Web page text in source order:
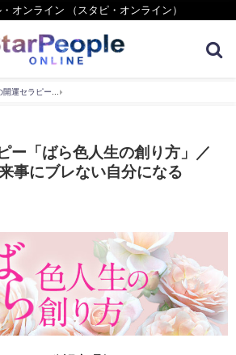
オンライン （スタピ・オンライン）
開運セラピー
ー「ばら色人生の創り方」／
事にブレない自分になる